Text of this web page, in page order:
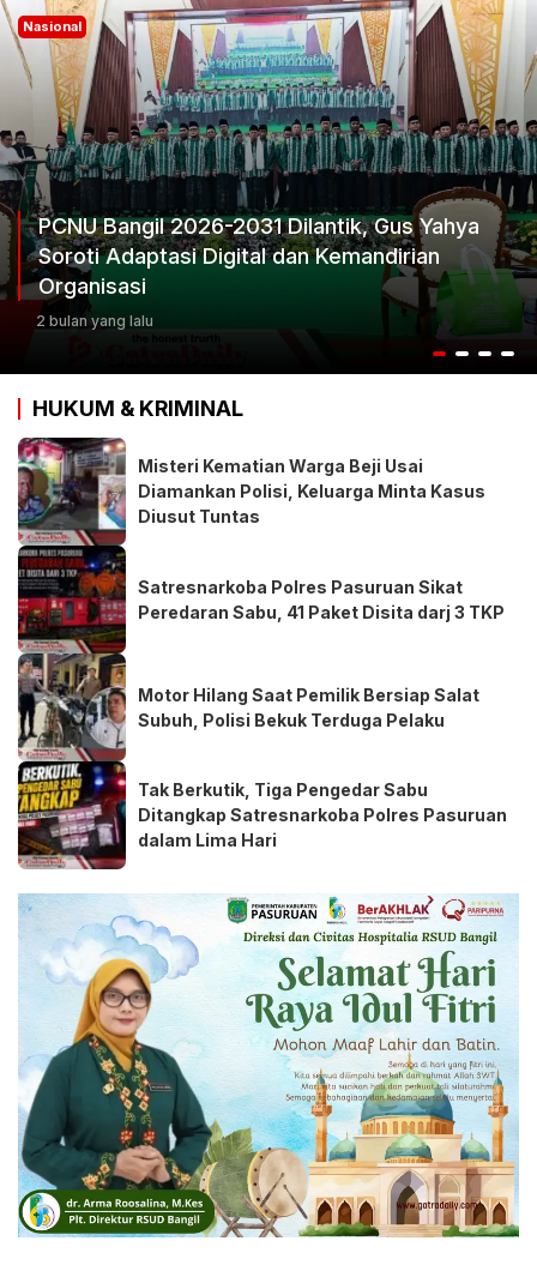
Nasional
Ketum Progib Dorong Rapimwil Jatim
Keputusan Terbaik
3 bulan yang lalu
HUKUM & KRIMINAL
Misteri Kematian Warga Beji Usai
Diamankan Polisi, Keluarga Minta Kasus
Diusut Tuntas
Satresnarkoba Polres Pasuruan Sikat
Peredaran Sabu, 41 Paket Disita darj 3 TKP
Motor Hilang Saat Pemilik Bersiap Salat
Subuh, Polisi Bekuk Terduga Pelaku
Tak Berkutik, Tiga Pengedar Sabu
Ditangkap Satresnarkoba Polres Pasuruan
dalam Lima Hari